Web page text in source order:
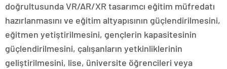
doğrultusunda VR/AR/XR tasarımcı eğitim müfredatı
hazırlanmasını ve eğitim altyapısının güçlendirilmesini,
eğitmen yetiştirilmesini, gençlerin kapasitesinin
güçlendirilmesini, çalışanların yetkinliklerinin
geliştirilmesini, lise, üniversite öğrencileri veya